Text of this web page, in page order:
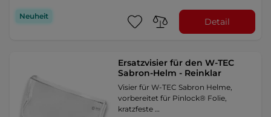
Neuheit
Detail
Ersatzvisier für den W-TEC
Sabron-Helm - Reinklar
Visier für W-TEC Sabron Helme,
vorbereitet für Pinlock® Folie,
kratzfeste …